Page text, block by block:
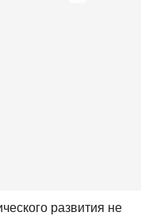
развития не